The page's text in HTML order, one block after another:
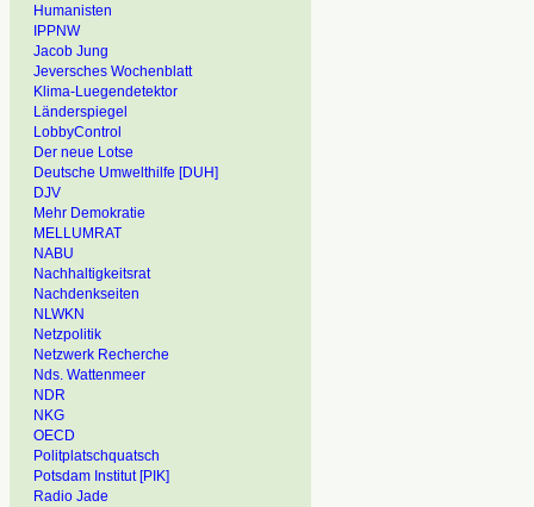
Humanisten
IPPNW
Jacob Jung
Jeversches Wochenblatt
Klima-Luegendetektor
Länderspiegel
LobbyControl
Der neue Lotse
Deutsche Umwelthilfe [DUH]
DJV
Mehr Demokratie
MELLUMRAT
NABU
Nachhaltigkeitsrat
Nachdenkseiten
NLWKN
Netzpolitik
Netzwerk Recherche
Nds. Wattenmeer
NDR
NKG
OECD
Politplatschquatsch
Potsdam Institut [PIK]
Radio Jade